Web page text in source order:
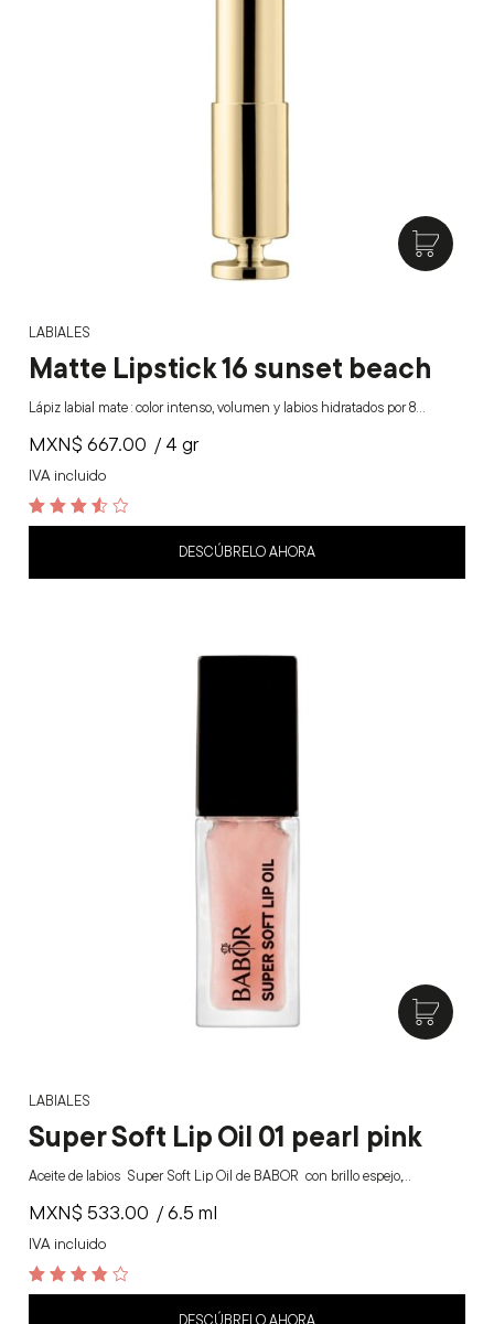
LABIALES
Matte Lipstick 16 sunset beach
Lápiz labial mate : color intenso, volumen y labios hidratados por 8…
MXN$ 667.00
IVA incluido
/ 4 gr
3.6
DESCÚBRELO AHORA
LABIALES
Super Soft Lip Oil 01 pearl pink
Aceite de labios Super Soft Lip Oil de BABOR con brillo espejo,…
MXN$ 533.00
IVA incluido
/ 6.5 ml
3.9
DESCÚBRELO AHORA